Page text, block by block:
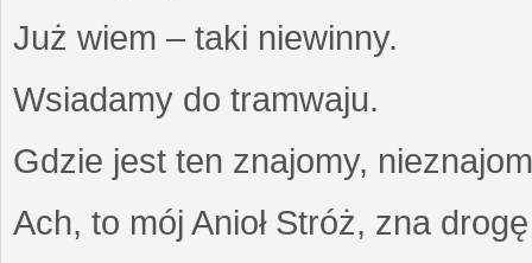
Już wiem – taki niewinny.
Wsiadamy do tramwaju.
Gdzie jest ten znajomy,
Ach, to mój Anioł Stróż, zna